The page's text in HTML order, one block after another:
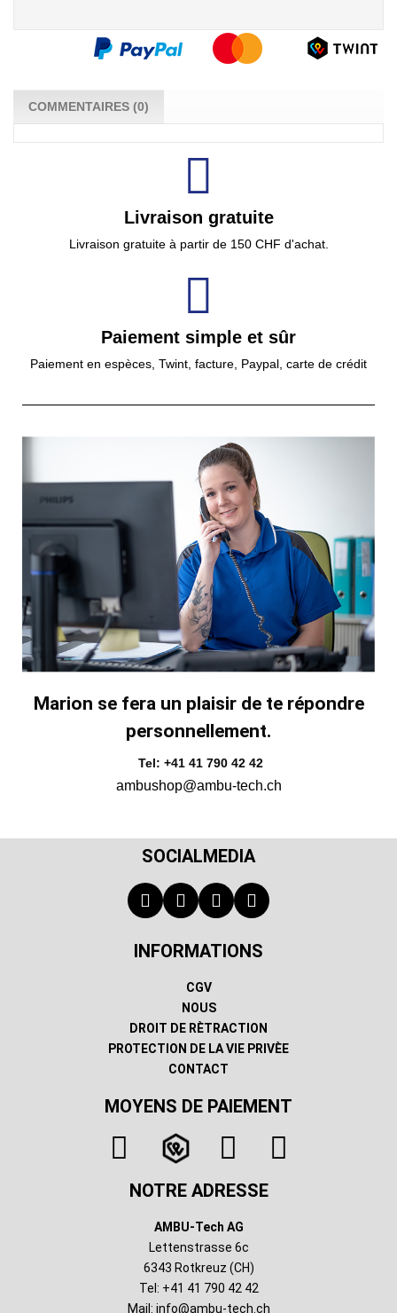
COMMENTAIRES (0)
Livraison gratuite
Livraison gratuite à partir de 150 CHF d'achat.
Paiement simple et sûr
Paiement en espèces, Twint, facture, Paypal, carte de crédit
Marion se fera un plaisir de te répondre
personnellement.
Tel: +41 41 790 42 42
ambushop@ambu-tech.ch
SOCIALMEDIA
INFORMATIONS
CGV
NOUS
DROIT DE RÈTRACTION
PROTECTION DE LA VIE PRIVÈE
CONTACT
MOYENS DE PAIEMENT
NOTRE ADRESSE
AMBU-Tech AG
Lettenstrasse 6c
6343 Rotkreuz (CH)
Tel: +41 41 790 42 42
Mail: info@ambu-tech.ch